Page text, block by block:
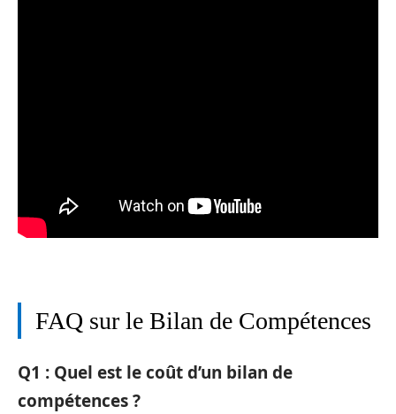
FAQ sur le Bilan de Compétences
Q1 : Quel est le coût d’un bilan de
compétences ?